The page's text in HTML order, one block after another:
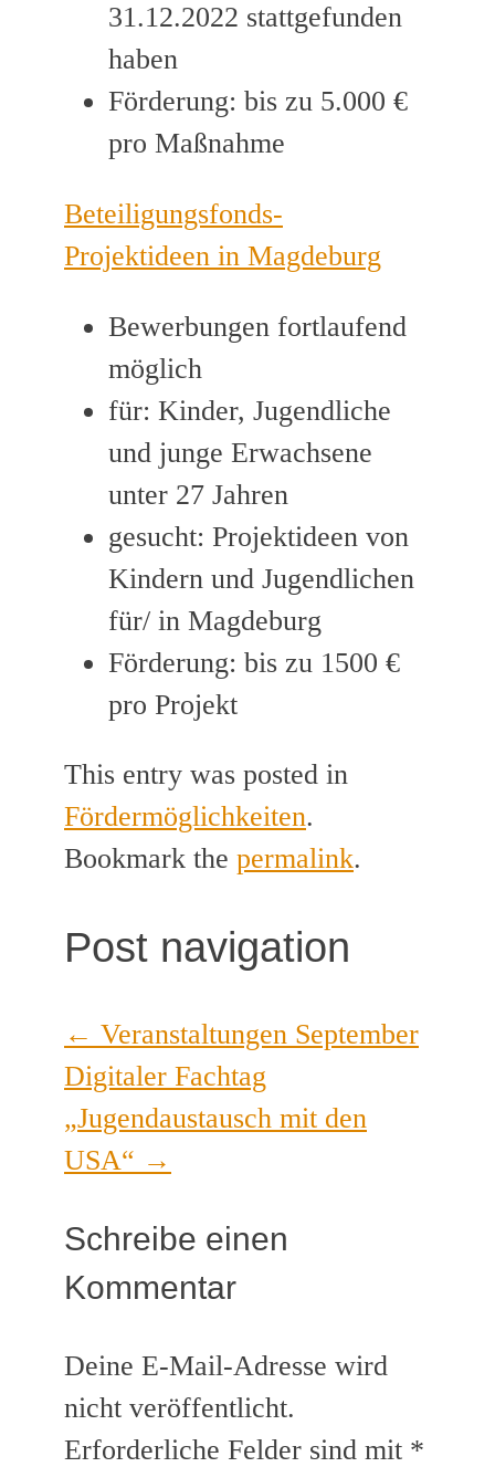
31.12.2022 stattgefunden
haben
Förderung: bis zu 5.000 €
pro Maßnahme
Beteiligungsfonds-
Projektideen in Magdeburg
Bewerbungen fortlaufend
möglich
für: Kinder, Jugendliche
und junge Erwachsene
unter 27 Jahren
gesucht: Projektideen von
Kindern und Jugendlichen
für/ in Magdeburg
Förderung: bis zu 1500 €
pro Projekt
This entry was posted in
Fördermöglichkeiten.
Bookmark the permalink.
Post navigation
← Veranstaltungen September
Digitaler Fachtag
„Jugendaustausch mit den
USA“ →
Schreibe einen
Kommentar
Deine E-Mail-Adresse wird
nicht veröffentlicht.
Erforderliche Felder sind mit *